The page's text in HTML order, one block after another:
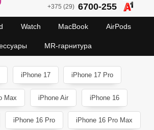
+375 (29) 6700-255
Watch MacBook AirPods
MR-гарнитура
iPhone 17 iPhone 17 Pro
Max iPhone Air iPhone 16
iPhone 16 Pro iPhone 16 Pro Max